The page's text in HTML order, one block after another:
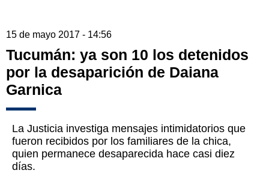
15 de mayo 2017 - 14:56
Tucumán: ya son 10 los detenidos
por la desaparición de Daiana
Garnica
La Justicia investiga mensajes intimidatorios que
fueron recibidos por los familiares de la chica,
quien permanece desaparecida hace casi diez
días.